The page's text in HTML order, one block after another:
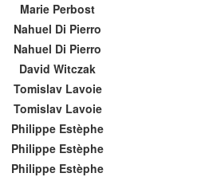
Marie Perbost
Nahuel Di Pierro
Nahuel Di Pierro
David Witczak
Tomislav Lavoie
Tomislav Lavoie
Philippe Estèphe
Philippe Estèphe
Philippe Estèphe